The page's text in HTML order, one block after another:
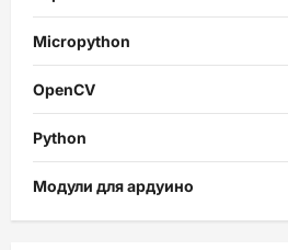
Micropython
OpenCV
Python
Модули для ардуино